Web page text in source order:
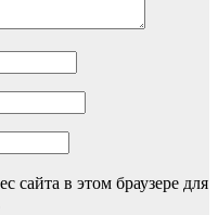
сайта в этом браузере для